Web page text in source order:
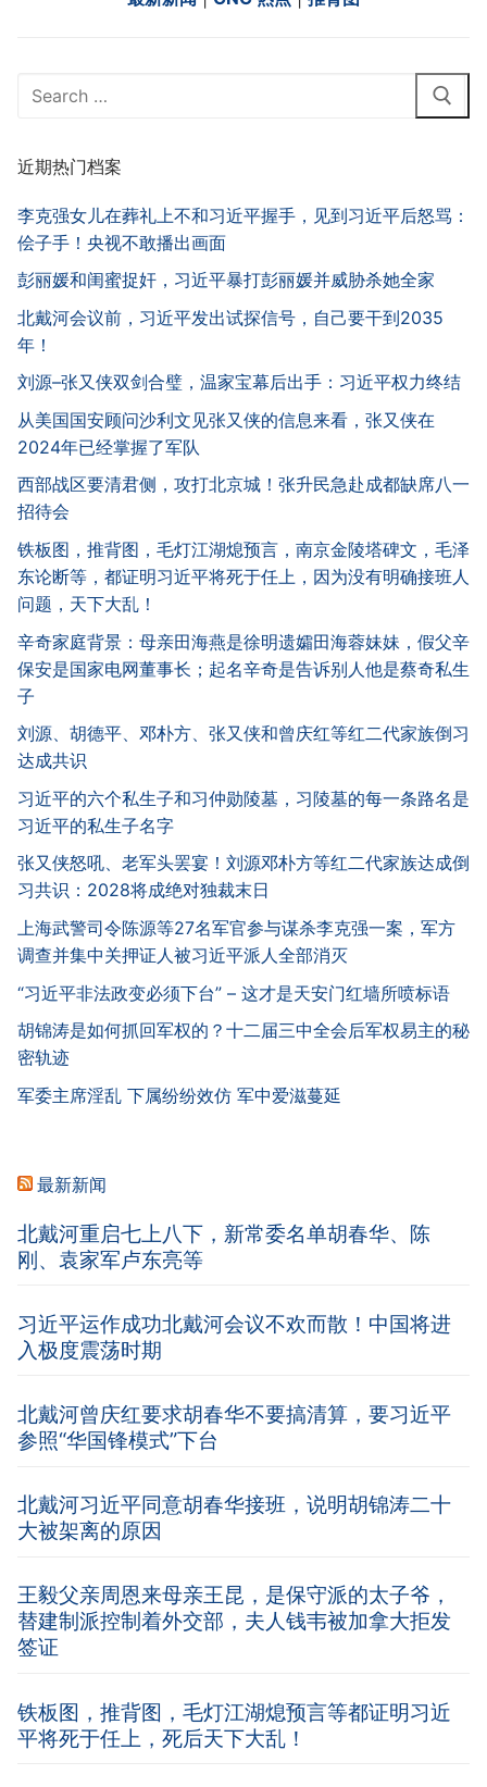
Search
近期热门档案
李克强女儿在葬礼上不和习近平握手，见到习近平后怒骂：
侩子手！央视不敢播出画面
彭丽媛和闺蜜捉奸，习近平暴打彭丽媛并威胁杀她全家
北戴河会议前，习近平发出试探信号，自己要干到2035
年！
刘源–张又侠双剑合璧，温家宝幕后出手：习近平权力终结
从美国国安顾问沙利文见张又侠的信息来看，张又侠在
2024年已经掌握了军队
西部战区要清君侧，攻打北京城！张升民急赴成都缺席八一
招待会
铁板图，推背图，毛灯江湖熄预言，南京金陵塔碑文，毛泽
东论断等，都证明习近平将死于任上，因为没有明确接班人
问题，天下大乱！
辛奇家庭背景：母亲田海燕是徐明遗孀田海蓉妹妹，假父辛
保安是国家电网董事长；起名辛奇是告诉别人他是蔡奇私生
子
刘源、胡德平、邓朴方、张又侠和曾庆红等红二代家族倒习
达成共识
习近平的六个私生子和习仲勋陵墓，习陵墓的每一条路名是
习近平的私生子名字
张又侠怒吼、老军头罢宴！刘源邓朴方等红二代家族达成倒
习共识：2028将成绝对独裁末日
上海武警司令陈源等27名军官参与谋杀李克强一案，军方
调查并集中关押证人被习近平派人全部消灭
“习近平非法政变必须下台” – 这才是天安门红墙所喷标语
胡锦涛是如何抓回军权的？十二届三中全会后军权易主的秘
密轨迹
军委主席淫乱 下属纷纷效仿 军中爱滋蔓延
最新新闻
北戴河重启七上八下，新常委名单胡春华、陈
刚、袁家军卢东亮等
习近平运作成功北戴河会议不欢而散！中国将进
入极度震荡时期
北戴河曾庆红要求胡春华不要搞清算，要习近平
参照“华国锋模式”下台
北戴河习近平同意胡春华接班，说明胡锦涛二十
大被架离的原因
王毅父亲周恩来母亲王昆，是保守派的太子爷，
替建制派控制着外交部，夫人钱韦被加拿大拒发
签证
铁板图，推背图，毛灯江湖熄预言等都证明习近
平将死于任上，死后天下大乱！